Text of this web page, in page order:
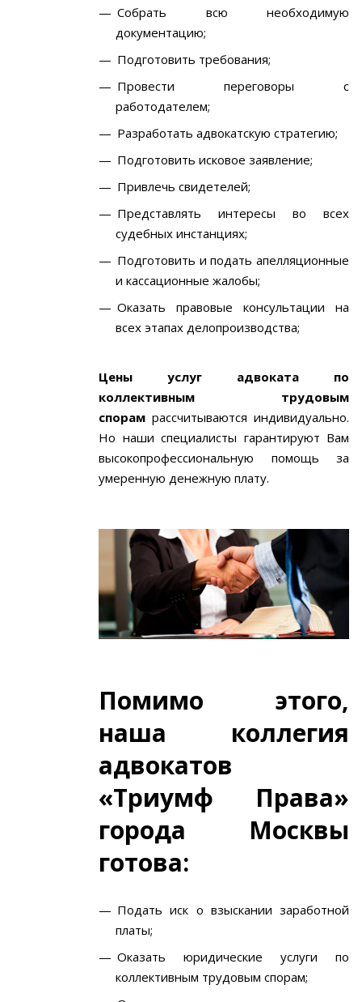
Собрать всю необходимую
документацию;
Подготовить требования;
Провести переговоры с
работодателем;
Разработать адвокатскую стратегию;
Подготовить исковое заявление;
Привлечь свидетелей;
Представлять интересы во всех
судебных инстанциях;
Подготовить и подать апелляционные
и кассационные жалобы;
Оказать правовые консультации на
всех этапах делопроизводства;
Цены услуг адвоката по
коллективным трудовым
спорам рассчитываются индивидуально.
Но наши специалисты гарантируют Вам
высокопрофессиональную помощь за
умеренную денежную плату.
Помимо этого,
наша коллегия
адвокатов
«Триумф Права»
города Москвы
готова:
Подать иск о взыскании заработной
платы;
Оказать юридические услуги по
коллективным трудовым спорам;